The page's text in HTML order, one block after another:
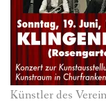
Künstler des